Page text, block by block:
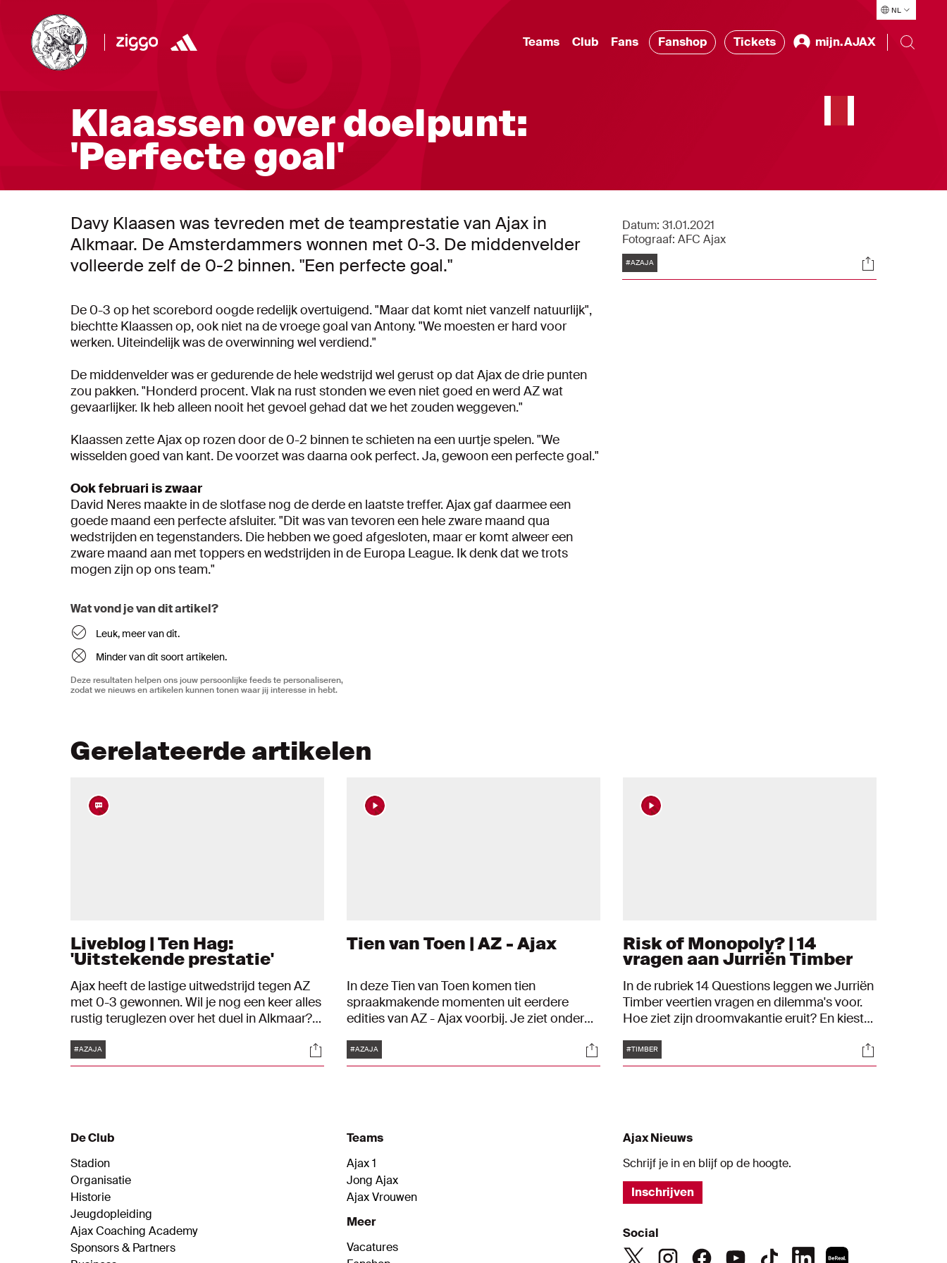
NL
Teams Club Fans Fanshop Tickets mijn.AJAX
Klaassen over doelpunt:
'Perfecte goal'
Davy Klaasen was tevreden met de teamprestatie van Ajax in
Alkmaar. De Amsterdammers wonnen met 0-3. De middenvelder
volleerde zelf de 0-2 binnen. "Een perfecte goal."
Datum: 31.01.2021
Fotograaf: AFC Ajax
Tags
#AZAJA Socials
De 0-3 op het scorebord oogde redelijk overtuigend. "Maar dat komt niet vanzelf natuurlijk",
biechtte Klaassen op, ook niet na de vroege goal van Antony. "We moesten er hard voor
werken. Uiteindelijk was de overwinning wel verdiend."
De middenvelder was er gedurende de hele wedstrijd wel gerust op dat Ajax de drie punten
zou pakken. "Honderd procent. Vlak na rust stonden we even niet goed en werd AZ wat
gevaarlijker. Ik heb alleen nooit het gevoel gehad dat we het zouden weggeven."
Klaassen zette Ajax op rozen door de 0-2 binnen te schieten na een uurtje spelen. "We
wisselden goed van kant. De voorzet was daarna ook perfect. Ja, gewoon een perfecte goal."
Ook februari is zwaar
David Neres maakte in de slotfase nog de derde en laatste treffer. Ajax gaf daarmee een
goede maand een perfecte afsluiter. "Dit was van tevoren een hele zware maand qua
wedstrijden en tegenstanders. Die hebben we goed afgesloten, maar er komt alweer een
zware maand aan met toppers en wedstrijden in de Europa League. Ik denk dat we trots
mogen zijn op ons team."
Wat vond je van dit artikel?
Leuk, meer van dit.
Minder van dit soort artikelen.
Deze resultaten helpen ons jouw persoonlijke feeds te personaliseren,
zodat we nieuws en artikelen kunnen tonen waar jij interesse in hebt.
Gerelateerde artikelen
Liveblog | Ten Hag:
'Uitstekende prestatie'
Ajax heeft de lastige uitwedstrijd tegen AZ
met 0-3 gewonnen. Wil je nog een keer alles
rustig teruglezen over het duel in Alkmaar?
Tags
#AZAJA Socials
Tien van Toen | AZ - Ajax
In deze Tien van Toen komen tien
spraakmakende momenten uit eerdere
edities van AZ - Ajax voorbij. Je ziet onder
Ghazi, een vierklapper van John Bosman en
een merkwaardig doelpunt van Lasse
Tags
#AZAJA Socials
Risk of Monopoly? | 14
vragen aan Jurriën Timber
In de rubriek 14 Questions leggen we Jurriën
Timber veertien vragen en dilemma's voor.
Hoe ziet zijn droomvakantie eruit? En kiest
de kip van zijn moeder?
Tags
#TIMBER Socials
De Club
Stadion
Organisatie
Historie
Jeugdopleiding
Ajax Coaching Academy
Sponsors & Partners
Teams
Ajax 1
Jong Ajax
Ajax Vrouwen
Meer
Vacatures
Ajax Nieuws
Schrijf je in en blijf op de hoogte.
Inschrijven
Social